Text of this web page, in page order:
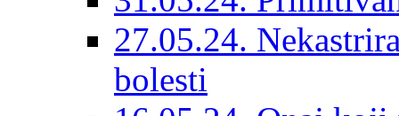
27.05.24.
bolesti